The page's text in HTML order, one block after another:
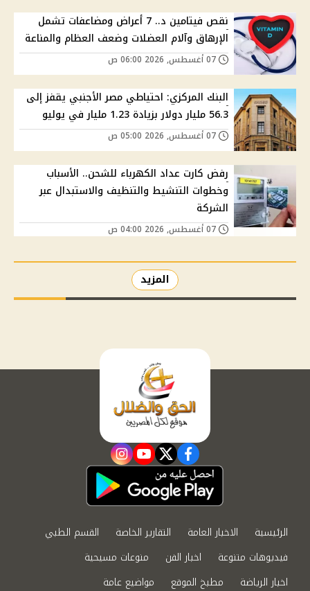
نقص فيتامين د.. 7 أعراض ومضاعفات تشمل
الإرهاق وآلام العضلات وضعف العظام والمناعة
البنك المركزي: احتياطي مصر الأجنبي يقفز إلى
56.3 مليار دولار بزيادة 1.23 مليار في يوليو
رفض كارت عداد الكهرباء للشحن.. الأسباب
وخطوات التنشيط والتنظيف والاستبدال عبر
الشركة
المزيد
facebook
twitter
youtube
instagram
الرئيسية الاخبار العامة التقارير الخاصة
القسم الطبي
فيديوهات متنوعة
اخبار الفن
منوعات مسيحية
اخبار الرياضة
مطبخ الموقع مواضيع عامة